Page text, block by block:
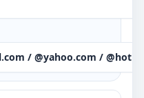
/ @yahoo.com /